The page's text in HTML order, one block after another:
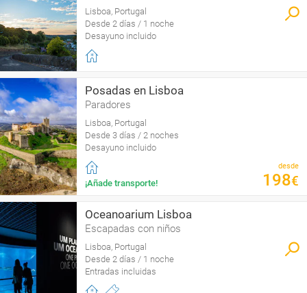
Lisboa, Portugal
Desde 2 días / 1 noche
Desayuno incluido
Posadas en Lisboa
Paradores
Lisboa, Portugal
Desde 3 días / 2 noches
Desayuno incluido
¡Añade transporte!
desde
198€
Oceanoarium Lisboa
Escapadas con niños
Lisboa, Portugal
Desde 2 días / 1 noche
Entradas incluidas